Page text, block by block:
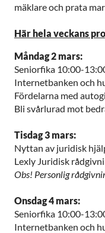
mäklare och prata
Här hela veckans
Måndag 2 mars:
Seniorfika 10:00-
Internetbanken och
Fördelarna med
Bli svårlurad mot
Tisdag 3 mars:
Nyttan av juridisk
Lexly Juridisk
Obs! Personlig
Onsdag 4 mars:
Seniorfika 10:00-
Internetbanken och